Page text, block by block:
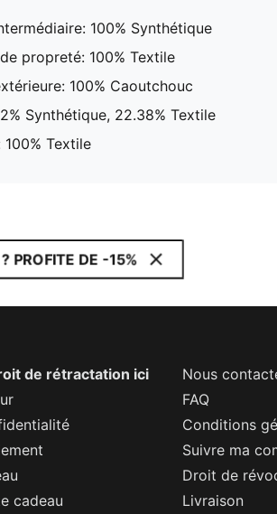
100% Synthétique
propreté: 100% Textile
100% Caoutchouc
Synthétique, 22.38% Textile
100% Textile
PROFITE DE -15%
de rétractation ici
Nous
FAQ
Conditions
Suivre ma
Droit de
cadeau
Livraison